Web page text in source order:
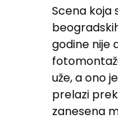
Scena koja
godine nije
uže, a ono
prelazi
zanesena